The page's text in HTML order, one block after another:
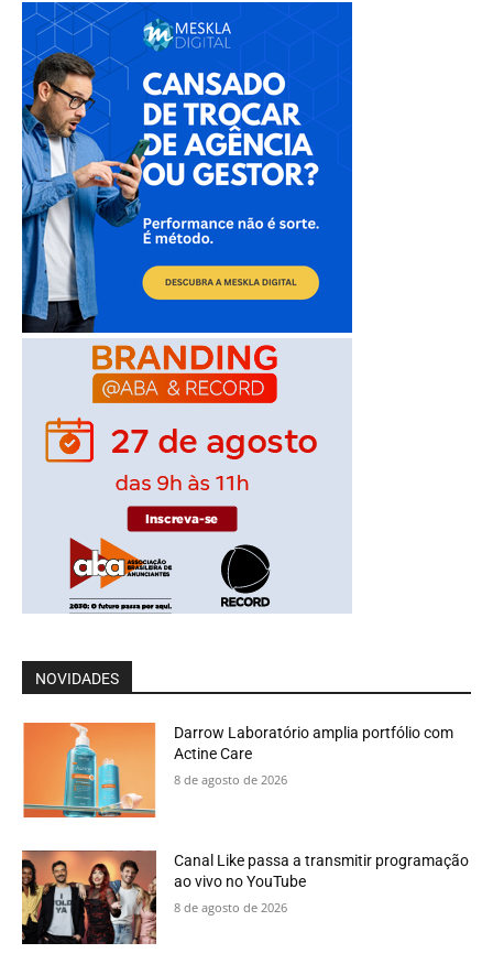
NOVIDADES
Darrow Laboratório amplia portfólio com
Actine Care
8 de agosto de 2026
Canal Like passa a transmitir programação
ao vivo no YouTube
8 de agosto de 2026